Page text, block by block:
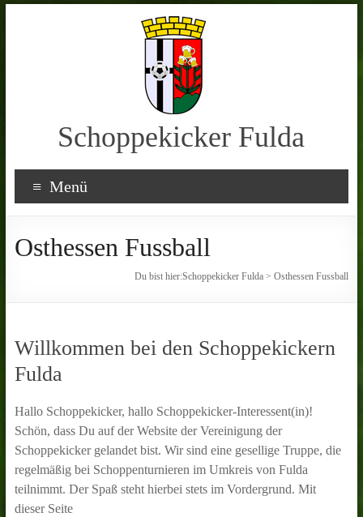
Schoppekicker Fulda
Menü
Osthessen Fussball
Du bist hier:Schoppekicker Fulda >Osthessen Fussball
Willkommen bei den Schoppekickern
Fulda
Hallo Schoppekicker, hallo Schoppekicker-Interessent(in)!
Schön, dass Du auf der Website der Vereinigung der
Schoppekicker gelandet bist. Wir sind eine gesellige Truppe, die
regelmäßig bei Schoppenturnieren im Umkreis von Fulda
teilnimmt. Der Spaß steht hierbei stets im Vordergrund. Mit
dieser Seite